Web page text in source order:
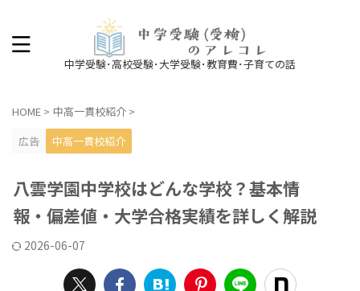
中学受験･高校受験･大学受験･教育費･子育ての話
HOME > 中高一貫校紹介 >
広告
中高一貫校紹介
八雲学園中学校はどんな学校？基本情
報・偏差値・大学合格実績を詳しく解説
2026-06-07